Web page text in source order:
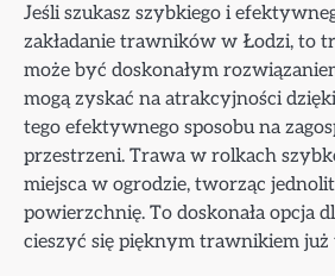
Jeśli szukasz szybkiego i
zakładanie trawników w Łodzi, to
może być doskonałym
mogą zyskać na atrakcyjności
tego efektywnego sposobu na
przestrzeni. Trawa w rolkach
miejsca w ogrodzie, tworząc
powierzchnię. To doskonała opcja
cieszyć się pięknym trawnikiem